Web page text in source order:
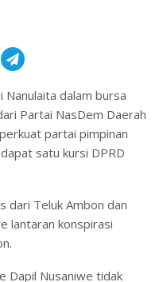
Nanulaita dalam bursa
Partai NasDem Daerah
partai pimpinan
satu kursi DPRD
dari Teluk Ambon dan
lantaran konspirasi
Dapil Nusaniwe tidak